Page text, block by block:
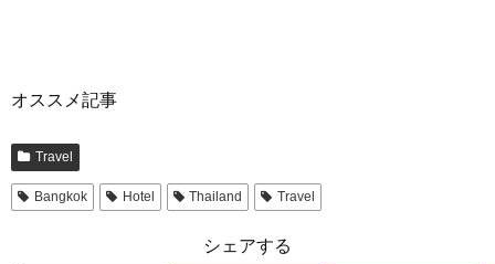
オススメ記事
Travel
Bangkok Hotel Thailand Travel
シェアする